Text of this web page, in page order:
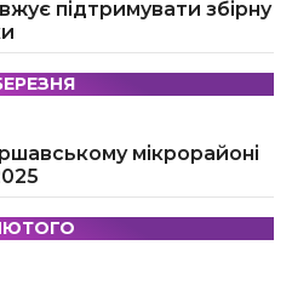
підтримувати збірну
мікрорайоні